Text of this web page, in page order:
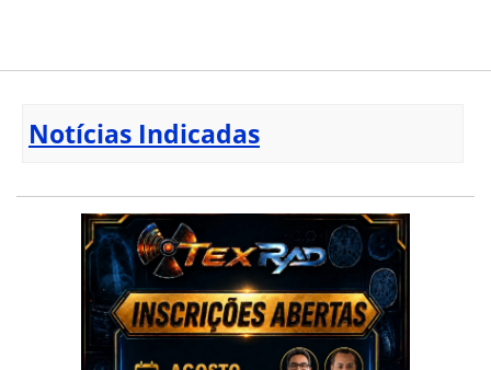
Notícias Indicadas